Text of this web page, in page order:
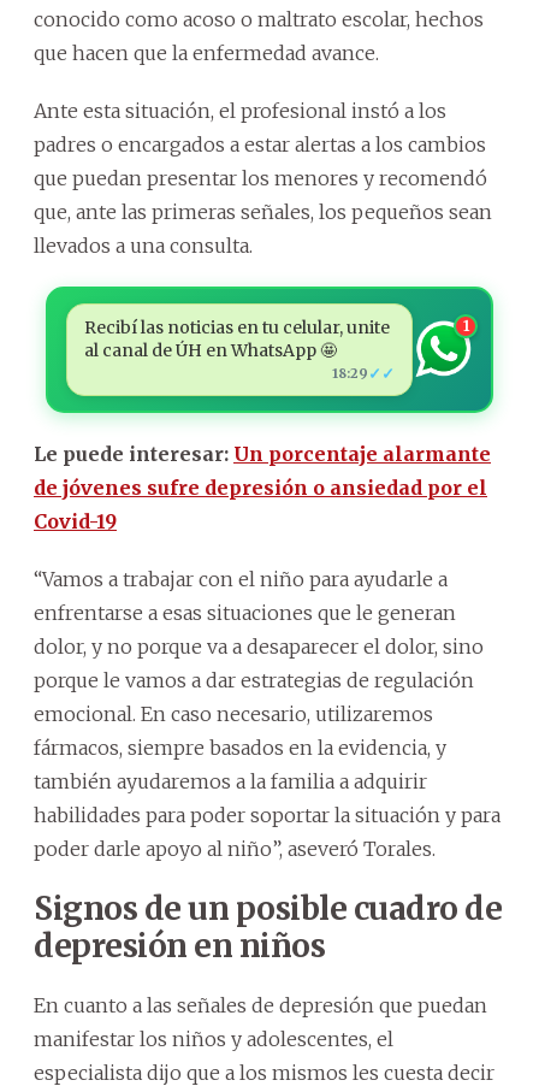
conocido como acoso o maltrato escolar, hechos
que hacen que la enfermedad avance.
Ante esta situación, el profesional instó a los
padres o encargados a estar alertas a los cambios
que puedan presentar los menores y recomendó
que, ante las primeras señales, los pequeños sean
llevados a una consulta.
Recibí las noticias en tu celular, unite
al canal de ÚH en WhatsApp 🤩
18:29 ✓✓
1
Le puede interesar: Un porcentaje alarmante
de jóvenes sufre depresión o ansiedad por el
Covid-19
“Vamos a trabajar con el niño para ayudarle a
enfrentarse a esas situaciones que le generan
dolor, y no porque va a desaparecer el dolor, sino
porque le vamos a dar estrategias de regulación
emocional. En caso necesario, utilizaremos
fármacos, siempre basados en la evidencia, y
también ayudaremos a la familia a adquirir
habilidades para poder soportar la situación y para
poder darle apoyo al niño”, aseveró Torales.
Signos de un posible cuadro de
depresión en niños
En cuanto a las señales de depresión que puedan
manifestar los niños y adolescentes, el
especialista dijo que a los mismos les cuesta decir